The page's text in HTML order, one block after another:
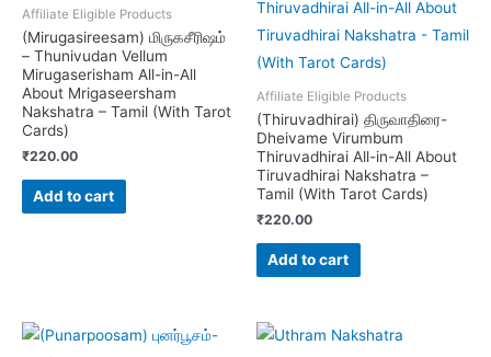
Affiliate Eligible Products
(Mirugasireesam) மிருகசீரிஷம்
– Thunivudan Vellum
Mirugaserisham All-in-All
About Mrigaseersham
Nakshatra – Tamil (With Tarot
Cards)
₹220.00
Add to cart
Affiliate Eligible Products
(Thiruvadhirai) திருவாதிரை-
Dheivame Virumbum
Thiruvadhirai All-in-All About
Tiruvadhirai Nakshatra –
Tamil (With Tarot Cards)
₹220.00
Add to cart